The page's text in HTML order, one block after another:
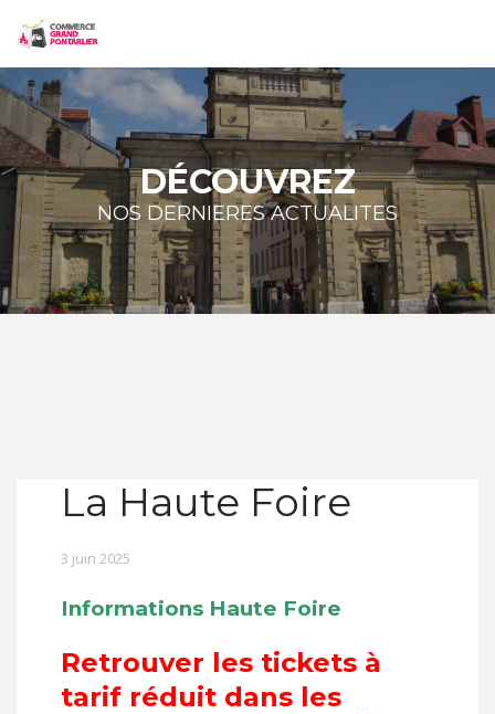
DÉCOUVREZ
NOS DERNIERES ACTUALITES
La Haute Foire
3 juin 2025
Informations Haute Foire
Retrouver les tickets à
tarif réduit dans les